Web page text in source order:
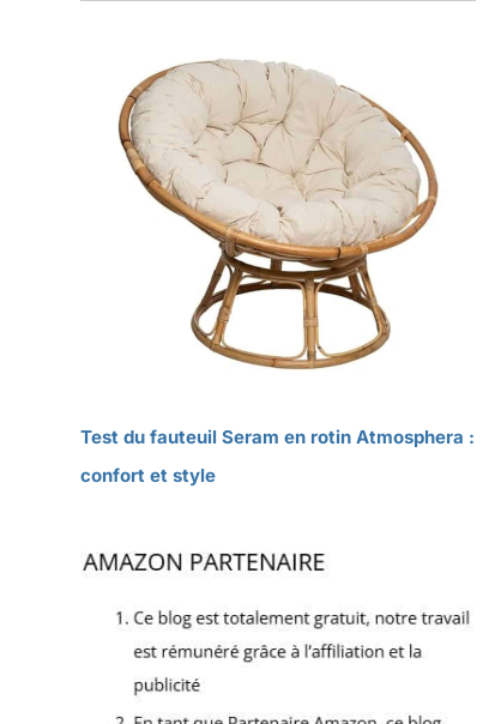
Test du fauteuil Seram en rotin Atmosphera :
confort et style